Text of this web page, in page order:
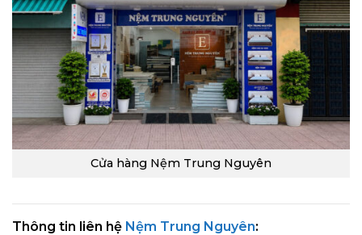
Cửa hàng Nệm Trung Nguyên
Thông tin liên hệ Nệm Trung Nguyên: